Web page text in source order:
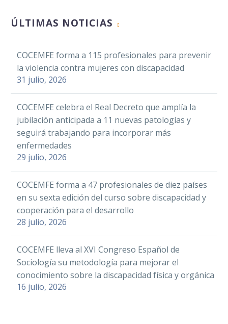
ÚLTIMAS NOTICIAS
COCEMFE forma a 115 profesionales para prevenir
la violencia contra mujeres con discapacidad
31 julio, 2026
COCEMFE celebra el Real Decreto que amplía la
jubilación anticipada a 11 nuevas patologías y
seguirá trabajando para incorporar más
enfermedades
29 julio, 2026
COCEMFE forma a 47 profesionales de diez países
en su sexta edición del curso sobre discapacidad y
cooperación para el desarrollo
28 julio, 2026
COCEMFE lleva al XVI Congreso Español de
Sociología su metodología para mejorar el
conocimiento sobre la discapacidad física y orgánica
16 julio, 2026